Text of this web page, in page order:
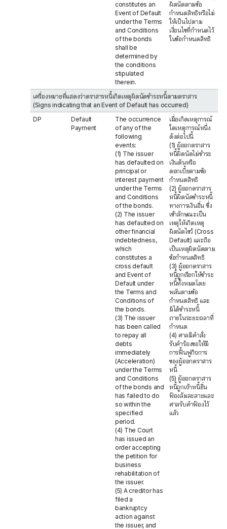
constitutes an
Event of Default
under the Terms
and Conditions
of the bonds
shall be
determined by
the conditions
stipulated
therein.
ผิดนัดตามข้อ
กำหนดสิทธิหรือไม่
ให้เป็นไปตาม
เงื่อนไขที่กำหนดไว้
ในข้อกำหนดสิทธิ
เครื่องหมายที่แสดงว่าตราสารหนี้เกิดเหตุผิดนัดชำระหนี้ตามตราสาร
(Signs indicating that an Event of Default has occurred)
DP
Default
Payment
The occurrence
of any of the
following
events:
(1) The issuer
has defaulted on
principal or
interest payment
under the Terms
and Conditions
of the bonds.
(2) The issuer
has defaulted on
other financial
indebtedness,
which
constitutes a
cross default
and Event of
Default under
the Terms and
Conditions of
the bonds.
(3) The issuer
has been called
to repay all
debts
immediately
(Acceleration)
under the Terms
and Conditions
of the bonds and
has failed to do
so within the
specified
period.
(4) The Court
has issued an
order accepting
the petition for
business
rehabilitation of
the issuer.
(5) A creditor has
filed a
bankruptcy
action against
the issuer, and
เมื่อเกิดเหตุการณ์
ใดเหตุการณ์หนึ่ง
ดังต่อไปนี้
(1) ผู้ออกตราสาร
หนี้ผิดนัดไม่ชำระ
เงินต้นหรือ
ดอกเบี้ยตามข้อ
กำหนดสิทธิ
(2) ผู้ออกตราสาร
หนี้ผิดนัดชำระหนี้
ทางการเงินอื่น ซึ่ง
เข้าลักษณะเป็น
เหตุให้เกิดเหตุ
ผิดนัดไขว้ (Cross
Default) และถือ
เป็นเหตุผิดนัดตาม
ข้อกำหนดสิทธิ
(3) ผู้ออกตราสาร
หนี้ถูกเรียกให้ชำระ
หนี้ทั้งหมดโดย
พลันตามข้อ
กำหนดสิทธิ และ
มิได้ชำระหนี้
ภายในระยะเวลาที่
กำหนด
(4) ศาลมีคำสั่ง
รับคำร้องขอให้มี
การฟื้นฟูกิจการ
ของผู้ออกตราสาร
หนี้
(5) ผู้ออกตราสาร
หนี้ถูกเจ้าหนี้ยื่น
ฟ้องล้มละลายและ
ศาลรับคำฟ้องไว้
แล้ว